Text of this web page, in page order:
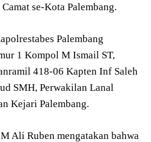
se-Kota Palembang.
Palembang
1 Kompol M Ismail ST,
418-06 Kapten Inf Saleh
SMH, Perwakilan Lanal
Kejari Palembang.
Ali Ruben mengatakan bahwa